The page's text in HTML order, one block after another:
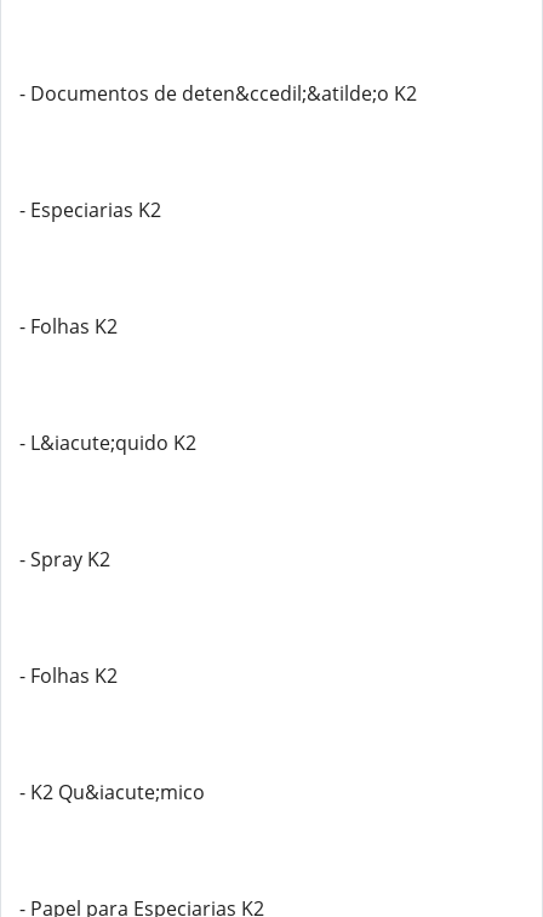
- Documentos de deten&ccedil;&atilde;o K2
- Especiarias K2
- Folhas K2
- L&iacute;quido K2
- Spray K2
- Folhas K2
- K2 Qu&iacute;mico
- Papel para Especiarias K2